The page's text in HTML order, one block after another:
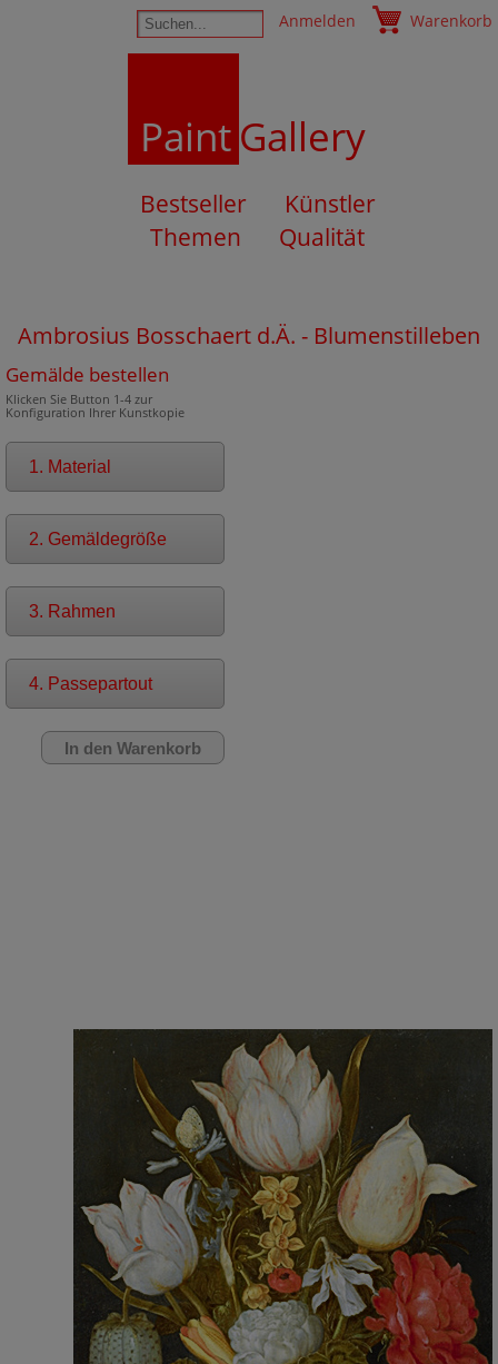
Anmelden Warenkorb
PaintGallery
Bestseller
Künstler
Themen
Qualität
Ambrosius Bosschaert d.Ä. - Blumenstilleben
Gemälde bestellen
Klicken Sie Button 1-4 zur
Konfiguration Ihrer Kunstkopie
1. Material
2. Gemäldegröße
3. Rahmen
4. Passepartout